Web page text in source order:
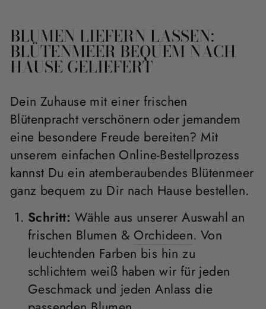
BLUMEN LIEFERN LASSEN:
BLÜTENMEER BEQUEM NACH
HAUSE GELIEFERT
Dein Zuhause mit einer frischen
Blütenpracht verschönern oder jemandem
eine besondere Freude bereiten? Mit
unserem einfachen Online-Bestellprozess
kannst Du ein atemberaubendes Blütenmeer
ganz bequem zu Dir nach Hause bestellen.
Schritt: Wähle aus unserer Auswahl an
frischen Blumen & Orchideen. Von
leuchtenden Farben bis hin zu
schlichtem weiß haben wir für jeden
Geschmack und jeden Anlass die